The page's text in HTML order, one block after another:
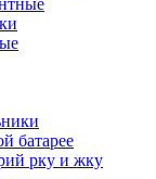
батарее
рку и жку